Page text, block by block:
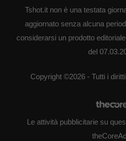
Tshot.it non è una testata
aggiornato senza alcuna
considerarsi un prodotto
del
Copyright ©2026 - Tutti i
Le attività pubblicitarie su